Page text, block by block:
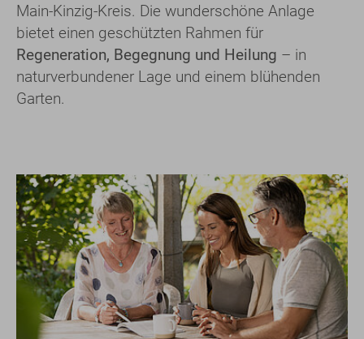
Main-Kinzig-Kreis. Die wunderschöne Anlage
bietet einen geschützten Rahmen für
Regeneration, Begegnung und Heilung – in
naturverbundener Lage und einem blühenden
Garten.